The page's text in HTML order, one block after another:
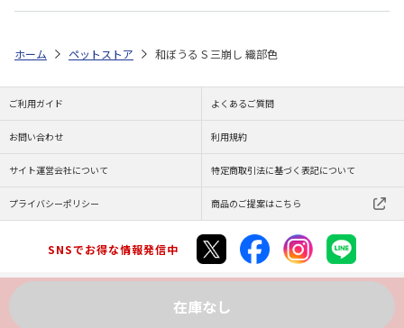
在庫なし
ホーム ペットストア 和ぼうる S 三崩し 織部色
ご利用ガイド よくあるご質問
お問い合わせ 利用規約
サイト運営会社について 特定商取引法に基づく表記について
プライバシーポリシー 商品のご提案はこちら
SNSでお得な情報発信中